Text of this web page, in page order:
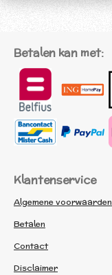
Betalen kan met:
Klantenservice
Algemene voorwaarden
Betalen
Contact
Disclaimer